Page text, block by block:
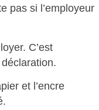
pas si l’employeur
C’est
.
et l’encre